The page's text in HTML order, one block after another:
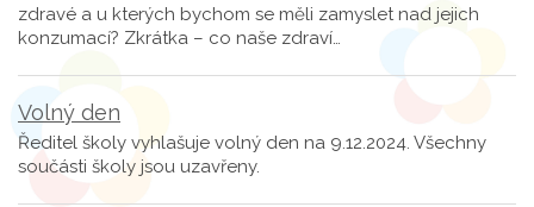
zdravé a u kterých bychom se měli zamyslet nad jejich
konzumací? Zkrátka – co naše zdraví…
Volný den
Ředitel školy vyhlašuje volný den na 9.12.2024. Všechny
součásti školy jsou uzavřeny.